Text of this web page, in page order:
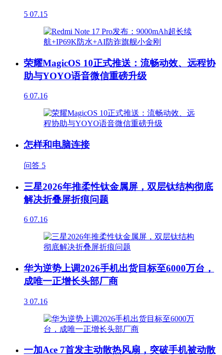
5 07.15
荣耀MagicOS 10正式推送：流畅动效、远程协
助与YOYO语音微信重磅升级
6 07.16
怎样和电脑连接
问答 5
三星2026年推柔性钛金属屏，双层钛结构彻底
解决折叠屏折痕问题
6 07.16
华为逆势上调2026手机出货目标至6000万台，
成唯一正增长头部厂商
3 07.16
一加Ace 7首发主动散热风扇，突破手机被动散